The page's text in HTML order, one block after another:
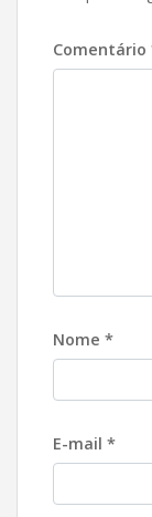
Comentário
Nome *
E-mail *